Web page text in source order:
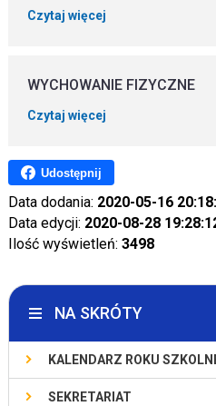
Czytaj więcej
WYCHOWANIE FIZYCZNE
Czytaj więcej
Udostępnij
Data dodania: 2020-05-16
Data edycji: 2020-08-28
Ilość wyświetleń: 3498
NA SKRÓTY
KALENDARZ ROKU
SEKRETARIAT